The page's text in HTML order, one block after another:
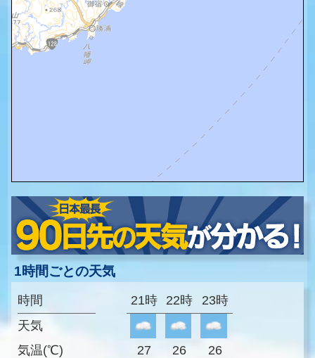
1時間ごとの天気
時間
天気
気温(℃)
21時 22時 23時
27 26 26